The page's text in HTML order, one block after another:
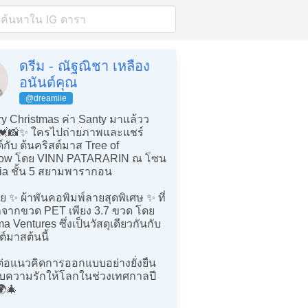
ดรีม - ณัฐณิชา เหลือง
อนันต์คุณ
@dreamiie
Christmas ค่า Santy มาแล้วว
ใครไปถ่ายภาพและแชร์
กับ ต้นคริสต์มาส Tree of
โดย VINN PATARARIN ณ โซน
ชั้น 5 สยามพารากอน
✨ ผ้าพันคอพิมพ์ลายสุดพิเศษ ✨ ที่
ากขวด PET เพียง 3.7 ขวด โดย
Ventures ซึ่งเป็นวัสดุเดียวกันกับ
มาสต้นนี้
อแนวคิดการออกแบบอย่างยั่งยืน
ความรักให้โลกในช่วงเทศกาลปี